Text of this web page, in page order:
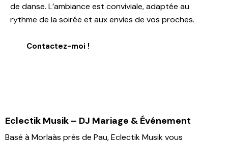
de danse. L’ambiance est conviviale, adaptée au
rythme de la soirée et aux envies de vos proches.
Contactez-moi !
Eclectik Musik – DJ Mariage & Événement
Basé à Morlaàs près de Pau, Eclectik Musik vous